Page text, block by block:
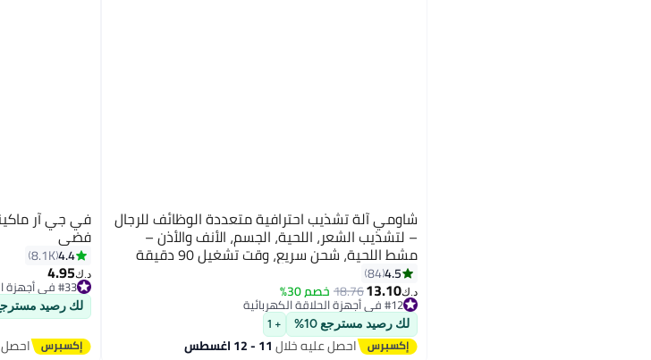
شاومي آلة تشذيب احترافية متعددة الوظائف للرجال
– لتشذيب الشعر، اللحية، الجسم، الأنف والأذن –
مشط اللحية، شحن سريع، وقت تشغيل 90 دقيقة
4.5
84
د.ك‏13.10
18.76خصم 30% #12 في أجهزة الحلاقة الكهربائية
أقل سعر في 7 يوم
#12 في أجهزة الحلاقة الكهربائية
لك رصيد مسترجع 10% + 1
احصل عليه خلال11 - 12 اغسطس
فضي
4.4
8.1K
د.ك‏4.95
#33 في أجهزة الحلاقة الكهربائية
#33 في أجهزة الحلاقة الكهربائية
لك رصيد مسترجع
احصل